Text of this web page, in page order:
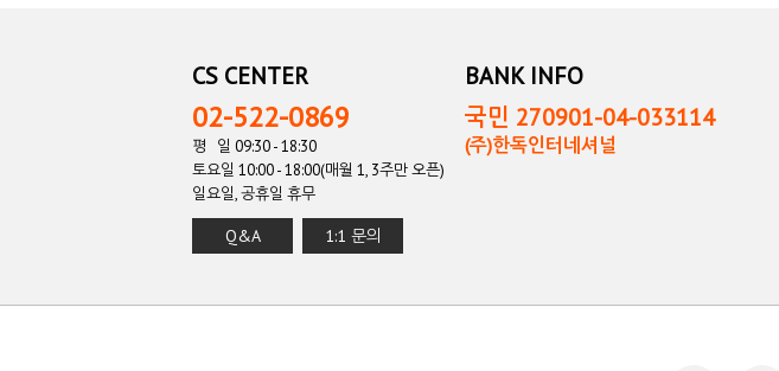
CS CENTER
02-522-0869
평 일 09:30 - 18:30
토요일 10:00 - 18:00(매월 1, 3주만 오픈)
일요일, 공휴일 휴무
Q&A 1:1 문의
BANK INFO
국민 270901-04-033114
(주)한독인터네셔널